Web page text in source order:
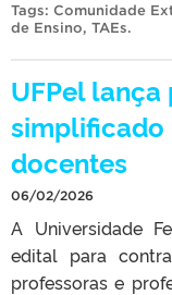
Tags: Comunidade
de Ensino, TAEs.
UFPel
simplificado
docentes
06/02/2026
A Universidade
edital para
professoras e